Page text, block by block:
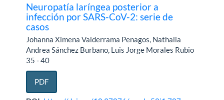
Neuropatía laríngea posterior a
infección por SARS-CoV-2: serie de
casos
Johanna Ximena Valderrama Penagos, Nathalia
Andrea Sánchez Burbano, Luis Jorge Morales Rubio
35 - 40
PDF